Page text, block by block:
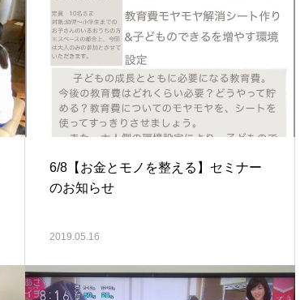
6/8【お金とモノを整える】セミナー
のお知らせ
2019.05.16